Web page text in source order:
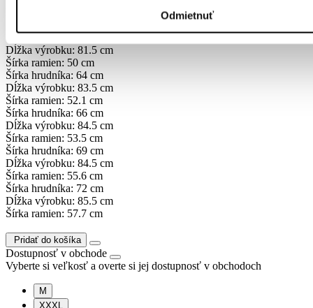
Odmietnuť
Šírka hrudníka: 61 cm
Dĺžka výrobku: 81.5 cm
Šírka ramien: 50 cm
Šírka hrudníka: 64 cm
Dĺžka výrobku: 83.5 cm
Šírka ramien: 52.1 cm
Šírka hrudníka: 66 cm
Dĺžka výrobku: 84.5 cm
Šírka ramien: 53.5 cm
Šírka hrudníka: 69 cm
Dĺžka výrobku: 84.5 cm
Šírka ramien: 55.6 cm
Šírka hrudníka: 72 cm
Dĺžka výrobku: 85.5 cm
Šírka ramien: 57.7 cm
Pridať do košíka
Dostupnosť v obchode
Vyberte si veľkosť a overte si jej dostupnosť v obchodoch
M
XXXL